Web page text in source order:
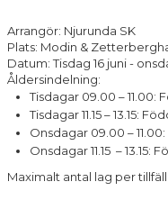
Arrangör: Njurunda SK
Plats: Modin &
Datum: Tisdag 16 juni -
Åldersindelning:
Tisdagar 09.00 – 11.00:
Tisdagar 11.15 – 13.15:
Onsdagar 09.00 – 11.00:
Onsdagar 11.15 – 13.15:
Maximalt antal lag per